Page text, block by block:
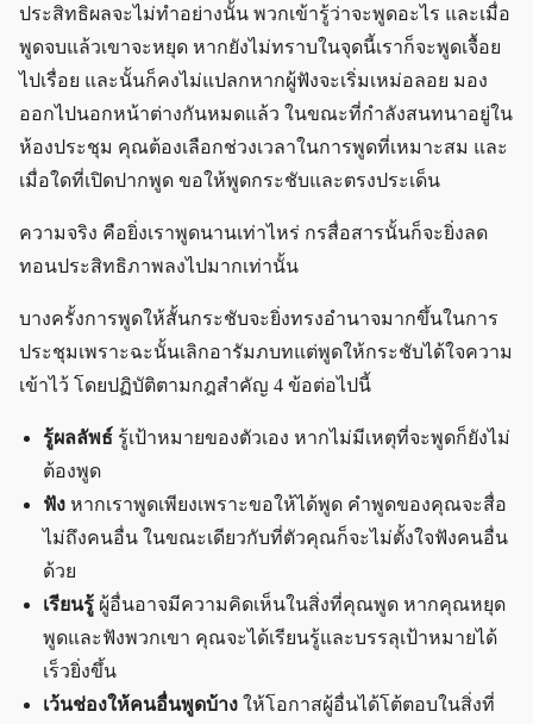
ประสิทธิผลจะไม่ทำอย่างนั้น พวกเข้ารู้ว่าจะพูดอะไร และเมื่อ
พูดจบแล้วเขาจะหยุด หากยังไม่ทราบในจุดนี้เราก็จะพูดเจื้อย
ไปเรื่อย และนั้นก็คงไม่แปลกหากผู้ฟังจะเริ่มเหม่อลอย มอง
ออกไปนอกหน้าต่างกันหมดแล้ว ในขณะที่กำลังสนทนาอยู่ใน
ห้องประชุม คุณต้องเลือกช่วงเวลาในการพูดที่เหมาะสม และ
เมื่อใดที่เปิดปากพูด ขอให้พูดกระชับและตรงประเด็น
ความจริง คือยิ่งเราพูดนานเท่าไหร่ กรสื่อสารนั้นก็จะยิ่งลด
ทอนประสิทธิภาพลงไปมากเท่านั้น
บางครั้งการพูดให้สั้นกระชับจะยิ่งทรงอำนาจมากขึ้นในการ
ประชุมเพราะฉะนั้นเลิกอารัมภบทแต่พูดให้กระชับได้ใจความ
เข้าไว้ โดยปฏิบัติตามกฎสำคัญ 4 ข้อต่อไปนี้
รู้ผลลัพธ์ รู้เป้าหมายของตัวเอง หากไม่มีเหตุที่จะพูดก็ยังไม่
ต้องพูด
ฟัง หากเราพูดเพียงเพราะขอให้ได้พูด คำพูดของคุณจะสื่อ
ไม่ถึงคนอื่น ในขณะเดียวกับที่ตัวคุณก็จะไม่ตั้งใจฟังคนอื่น
ด้วย
เรียนรู้ ผู้อื่นอาจมีความคิดเห็นในสิ่งที่คุณพูด หากคุณหยุด
พูดและฟังพวกเขา คุณจะได้เรียนรู้และบรรลุเป้าหมายได้
เร็วยิ่งขึ้น
เว้นช่องให้คนอื่นพูดบ้าง ให้โอกาสผู้อื่นได้โต้ตอบในสิ่งที่